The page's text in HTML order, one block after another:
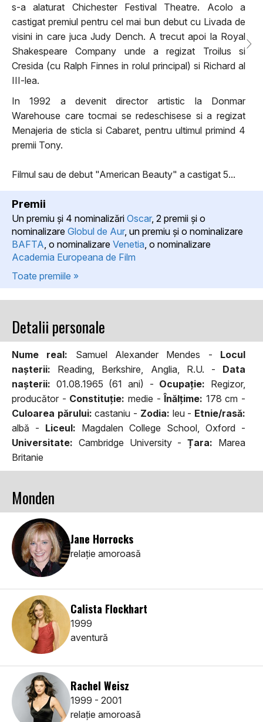
s-a alaturat Chichester Festival Theatre. Acolo a
castigat premiul pentru cel mai bun debut cu Livada de
visini in care juca Judy Dench. A trecut apoi la Royal
Shakespeare Company unde a regizat Troilus si
Cresida (cu Ralph Finnes in rolul principal) si Richard al
III-lea.
In 1992 a devenit director artistic la Donmar
Warehouse care tocmai se redeschisese si a regizat
Menajeria de sticla si Cabaret, pentru ultimul primind 4
premii Tony.
Filmul sau de debut "American Beauty" a castigat 5...
Premii
Un premiu şi 4 nominalizări Oscar, 2 premii şi o
nominalizare Globul de Aur, un premiu şi o nominalizare
BAFTA , o nominalizare Venetia , o nominalizare
Academia Europeana de Film
Toate premiile »
Detalii personale
Nume real: Samuel Alexander Mendes - Locul
naşterii: Reading, Berkshire, Anglia, R.U. - Data
naşterii: 01.08.1965 (61 ani) - Ocupaţie: Regizor,
producător - Constituţie: medie -Înălţime: 178 cm -
Culoarea părului: castaniu - Zodia: leu - Etnie/rasă:
albă - Liceul: Magdalen College School, Oxford -
Universitate: Cambridge University -Țara: Marea
Britanie
Monden
Jane Horrocks
relaţie amoroasă
Calista Flockhart
1999
aventură
Rachel Weisz
1999 - 2001
relaţie amoroasă